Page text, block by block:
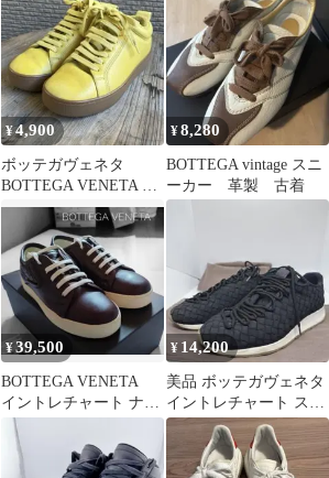
¥4,900
ボッテガヴェネタ
BOTTEGA VENETA レ
ザースニーカー イタリ
ア製
¥8,280
BOTTEGA vintage スニ
ーカー 革製 古着
¥39,500
BOTTEGA VENETA
イントレチャート ナッ
パレザー レザースニー
カー
¥ 14,200
美品 ボッテガヴェネタ
イントレチャート スニ
ーカー 黒 36 23.5cm